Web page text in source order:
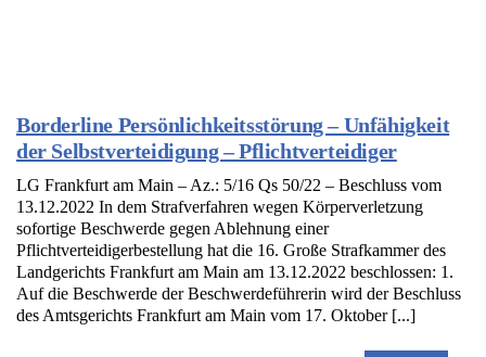
Borderline Persönlichkeitsstörung – Unfähigkeit
der Selbstverteidigung – Pflichtverteidiger
LG Frankfurt am Main – Az.: 5/16 Qs 50/22 – Beschluss vom
13.12.2022 In dem Strafverfahren wegen Körperverletzung
sofortige Beschwerde gegen Ablehnung einer
Pflichtverteidigerbestellung hat die 16. Große Strafkammer des
Landgerichts Frankfurt am Main am 13.12.2022 beschlossen: 1.
Auf die Beschwerde der Beschwerdeführerin wird der Beschluss
des Amtsgerichts Frankfurt am Main vom 17. Oktober [...]